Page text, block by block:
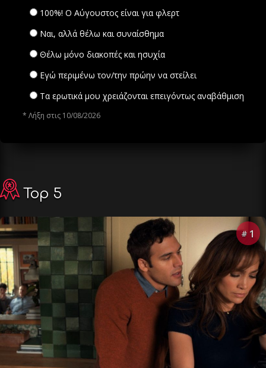
100%! Ο Αύγουστος είναι για φλερτ
Ναι, αλλά θέλω και συναίσθημα
Θέλω μόνο διακοπές και ησυχία
Εγώ περιμένω τον/την πρώην να στείλει
Τα ερωτικά μου χρειάζονται επειγόντως αναβάθμιση
* Λήξη στις 10/08/2026
Top 5
# 1